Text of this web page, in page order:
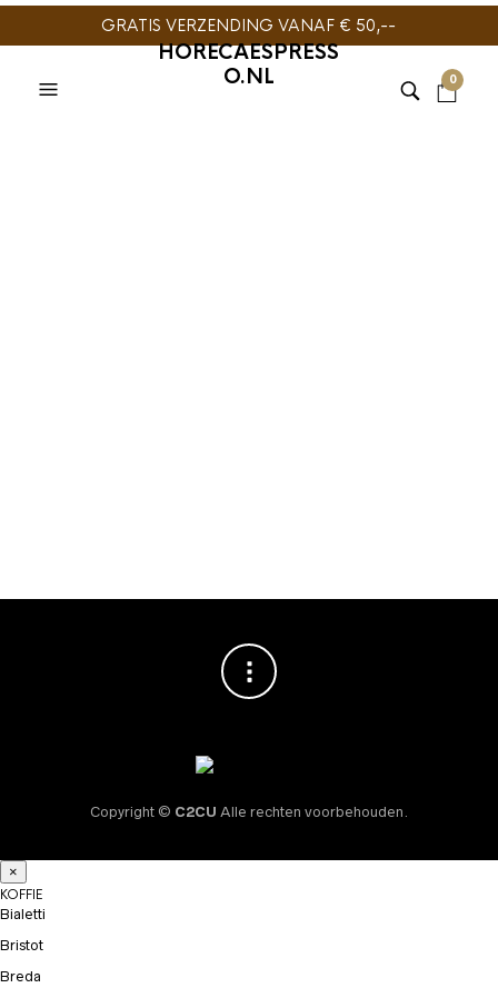
GRATIS VERZENDING VANAF € 50,--
HORECAESPRESS
O.NL
0
Copyright © C2CU Alle rechten voorbehouden.
×
KOFFIE
Bialetti
Bristot
Breda